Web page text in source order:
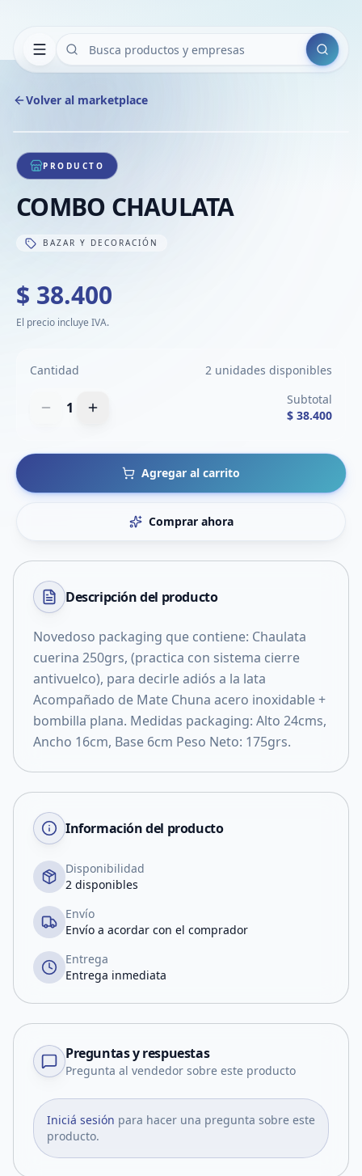
Buscar
Volver al marketplace
1/1
PRODUCTO
COMBO CHAULATA
BAZAR Y DECORACIÓN
$ 38.400
El precio incluye IVA.
Cantidad 2 unidades disponibles
1
Subtotal
$ 38.400
Agregar al carrito
Comprar ahora
Descripción del producto
Novedoso packaging que contiene: Chaulata
cuerina 250grs, (practica con sistema cierre
antivuelco), para decirle adiós a la lata
Acompañado de Mate Chuna acero inoxidable +
bombilla plana. Medidas packaging: Alto 24cms,
Ancho 16cm, Base 6cm Peso Neto: 175grs.
Información del producto
Disponibilidad
2 disponibles
Envío
Envío a acordar con el comprador
Entrega
Entrega inmediata
Preguntas y respuestas
Pregunta al vendedor sobre este producto
Iniciá sesión para hacer una pregunta sobre este
producto.